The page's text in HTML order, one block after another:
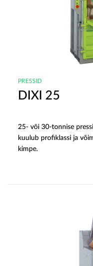
PRESSID
DIXI 25
25- või 30-tonnise
kuulub profiklassi ja
kimpe.